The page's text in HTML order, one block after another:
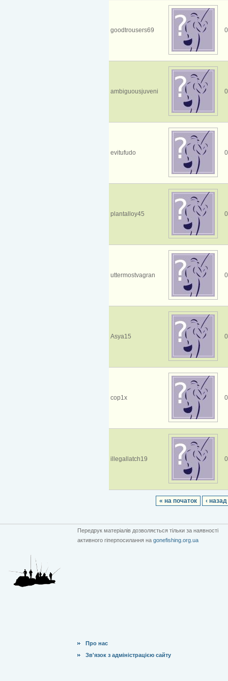
goodtrousers69
ambiguousjuveni
evitufudo
plantalloy45
uttermostvagran
Asya15
cop1x
illegallatch19
« на початок ‹ назад
Передрук матеріалів дозволяється тільки за наявності
активного гіперпосилання на gonefishing.org.ua
Про нас
Зв'язок з адміністрацією сайту